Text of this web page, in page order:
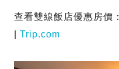
查看雙線飯店優惠房價：
Trip.com